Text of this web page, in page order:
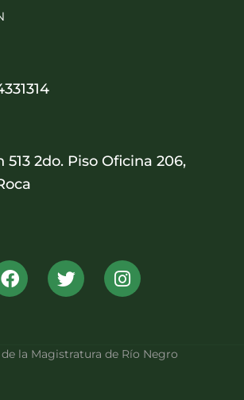
513 2do. Piso Oficina 206,
la Magistratura de Río Negro